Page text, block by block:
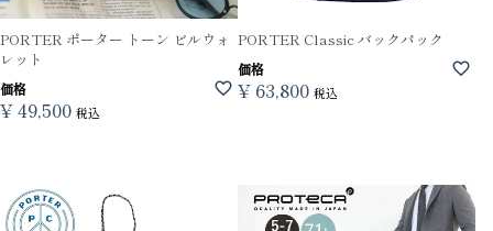
PORTER ポーター トーン ビルウォ
レット
価格
¥49,500 税込
PORTER Classic バックパック
価格
¥ 63,800 税込